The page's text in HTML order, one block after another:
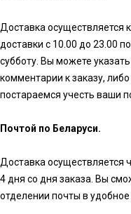
Доставка осуществляется
доставки с 10.00 до 23.00
субботу. Вы можете
комментарии к заказу,
постараемся учесть ваши
Почтой по Беларуси.
Доставка осуществляется
4 дня со дня заказа. Вы
отделении почты в удобное